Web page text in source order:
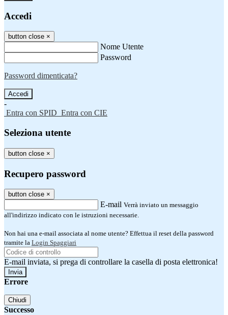
Accedi
button close ×
Nome Utente
Password
Password dimenticata?
-
Entra con SPID Entra con CIE
Seleziona utente
button close ×
Recupero password
button close ×
E-mail Verrà inviato un messaggio
all'indirizzo indicato con le istruzioni necessarie.
Non hai una e-mail associata al nome utente? Effettua il reset della password
tramite la Login Spaggiari
E-mail inviata, si prega di controllare la casella di posta elettronica!
Errore
Chiudi
Successo